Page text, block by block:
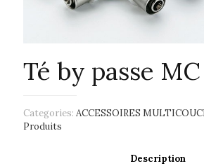
Té by passe
Categories: ACCESSOIRES
Produits
Description